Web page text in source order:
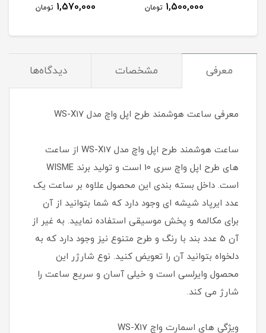
1,500,000 تومان 1,570,000 تومان
معرفی مشخصات دیدگاه‌ها
معرفی ساعت هوشمند طرح اپل واچ مدل WS-X17
ساعت هوشمند طرح اپل واچ مدل WS-X17 از ساعت
های طرح اپل واچ سری 10 است و تولید برند WISME
است. داخل بسته بندی این محصول علاوه بر ساعت یک
عدد ایرپاد شیشه ای وجود دارد که شما بتوانید از آن
برای مکالمه و پخش موسیقی استفاده نمایید. به غیر از
آن 5 عدد بند با رنگ و طرح متنوع نیز وجود دارد که به
دلخواه بتوانید آن را تعویض کنید. نوع شارژر این
محصول وایرلسی است و خیلی آسان و سریع ساعت را
شارژ می کند.
ویژگی های اسمارت واچ WS-X17